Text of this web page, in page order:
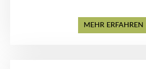
MEHR ERFAHREN